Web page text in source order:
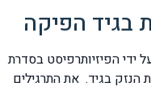
בגיד הפיקה
ידי הפיזיותרפיסט בסדרת
הנזק בגיד. את התרגילים